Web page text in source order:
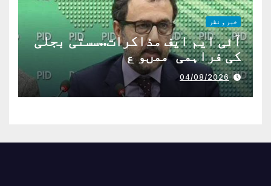
خبر و نظر
آئی ایم ایف مذاکرات..سستی بجلی
کی فراہمی ممںو ع
04/08/2026